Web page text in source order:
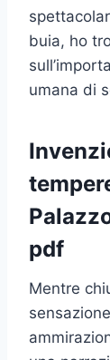
buia, ho
umana di
pdf
Mentre